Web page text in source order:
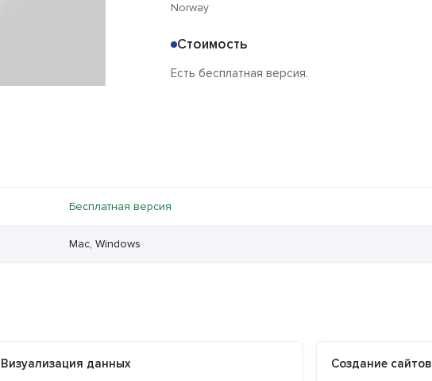
Norway
Стоимость
Есть бесплатная версия.
Бесплатная версия
Mac, Windows
Визуализация данных Создание сайтов